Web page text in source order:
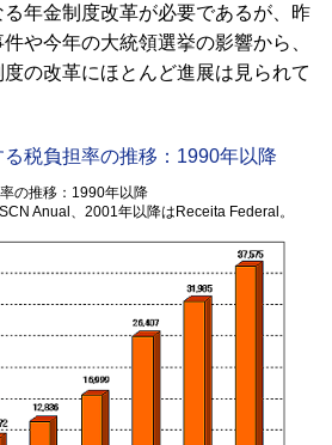
年金制度改革が必要であるが、昨
や今年の大統領選挙の影響から、
の改革にほとんど進展は見られて
の推移：1990年以降
Anual、2001年以降はReceita Federal。